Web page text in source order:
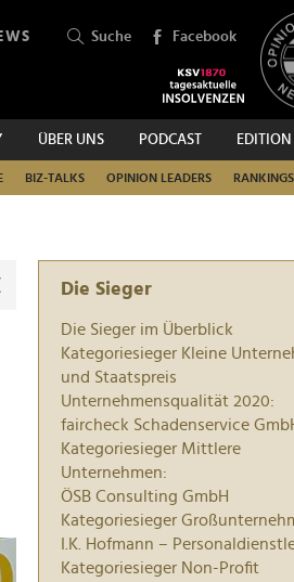
Suche Facebook
ÜBER UNS PODCAST EDITION
BIZ-TALKS OPINION LEADERS RANKINGS
SUCHEN
Die Sieger
Die Sieger im Überblick
Kategoriesieger Kleine
und Staatspreis
Unternehmensqualität 2020:
faircheck Schadenservice
Kategoriesieger Mittlere
Unternehmen:
ÖSB Consulting GmbH
Kategoriesieger
I.K. Hofmann –
Kategoriesieger Non-Profit